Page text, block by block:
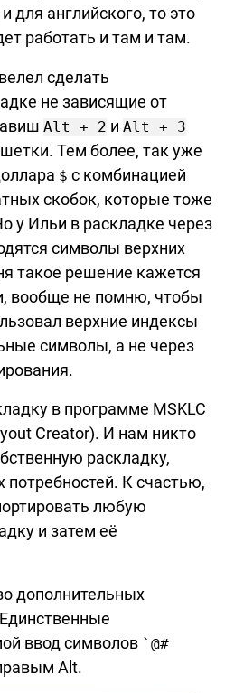
для английского, то это
работать и там и там.
сделать
не зависящие от
Alt + 2 иAlt + 3
Тем более, так уже
$ с комбинацией
скобок, которые тоже
у Ильи в раскладке через
символы верхних
такое решение кажется
вообще не помню, чтобы
верхние индексы
символы, а не через
в программе MSKLC
Creator). И нам никто
раскладку,
потребностей. К счастью,
любую
и затем её
дополнительных
ввод символов `@#
Alt.